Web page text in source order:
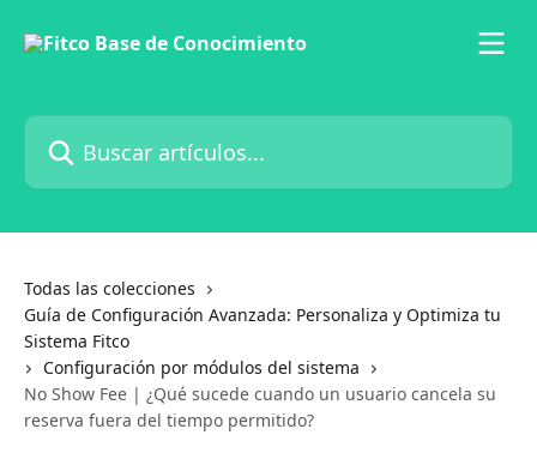
Buscar artículos...
Todas las colecciones
Guía de Configuración Avanzada: Personaliza y Optimiza tu
Sistema Fitco
Configuración por módulos del sistema
No Show Fee | ¿Qué sucede cuando un usuario cancela su
reserva fuera del tiempo permitido?